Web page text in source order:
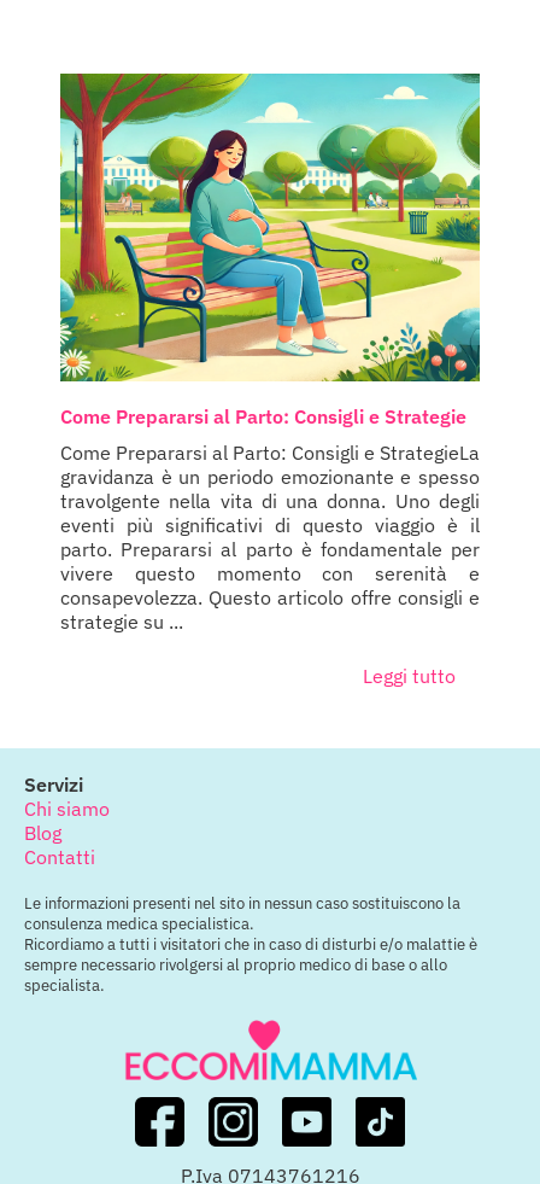
Come Prepararsi al Parto: Consigli e Strategie
Come Prepararsi al Parto: Consigli e StrategieLa
gravidanza è un periodo emozionante e spesso
travolgente nella vita di una donna. Uno degli
eventi più significativi di questo viaggio è il
parto. Prepararsi al parto è fondamentale per
vivere questo momento con serenità e
consapevolezza. Questo articolo offre consigli e
strategie su ...
Leggi tutto
Servizi
Chi siamo
Blog
Contatti
Le informazioni presenti nel sito in nessun caso sostituiscono la
consulenza medica specialistica.
Ricordiamo a tutti i visitatori che in caso di disturbi e/o malattie è
sempre necessario rivolgersi al proprio medico di base o allo
specialista.
P.Iva 07143761216